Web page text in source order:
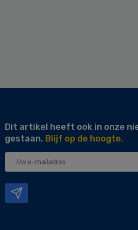
Dit artikel heeft ook in onze
gestaan. Blijf op de hoogte.
Uw